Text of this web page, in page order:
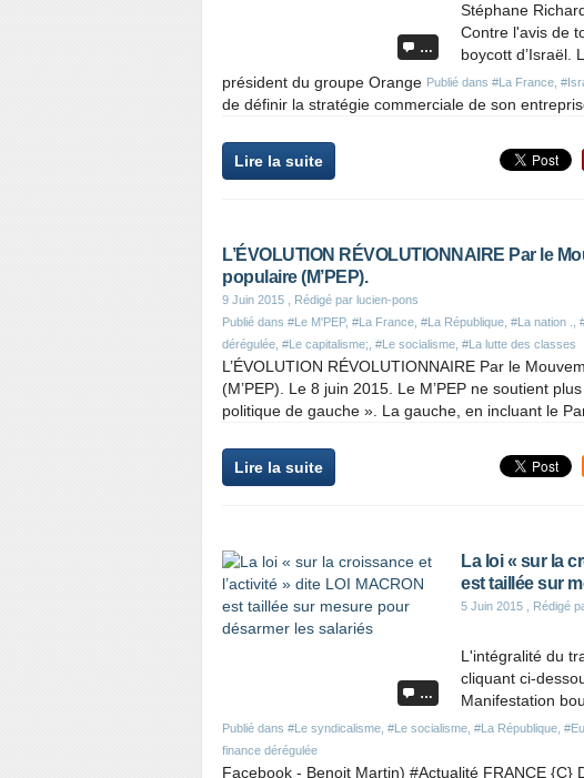
…
Publié dans #La France
Stéphane
Contre l'avis de
boycott d’Israël.
président du groupe Orange
de définir la stratégie commerciale de son
Lire la suite
L’ÉVOLUTION RÉVOLUTIONNAIRE Par le
populaire (M’PEP).
9 Juin 2015 , Rédigé par lucien-pons
Publié dans #Le M'PEP, #La France #La République #La nation .
dérégulée #Le capitalisme; #Le socialisme #La lutte des classes
L’ÉVOLUTION RÉVOLUTIONNAIRE Par le
(M’PEP). Le 8 juin 2015. Le M’PEP ne soutient
politique de gauche ». La gauche, en incluant le
Lire la suite
…
La loi « sur la
est taillée sur
5 Juin 2015 , Rédigé
Publié dans #Le syndicalisme #Le socialisme #La République
finance dérégulée
L'intégralité du
cliquant ci-
Manifestation
Facebook - Benoit Martin) #Actualité FRANCE {C}